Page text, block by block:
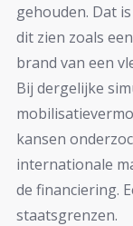
gehouden. Dat
dit zien zoals
brand van een
Bij dergelijke
kansen
internationale
de financiering.
staatsgrenzen.